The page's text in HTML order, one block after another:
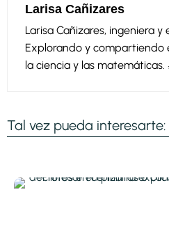
Larisa Cañizares
Larisa Cañizares, ingeniera
Explorando y compartiendo
la ciencia y las
Tal vez pueda interesarte: